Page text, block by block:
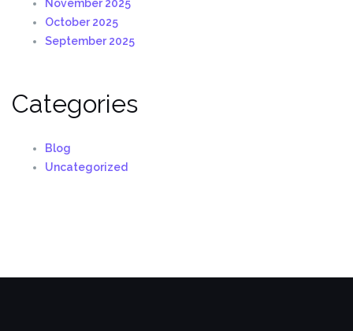
November 2025
October 2025
September 2025
Categories
Blog
Uncategorized